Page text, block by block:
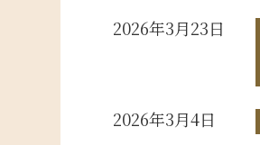
2026年3月23日
2026年3月4日